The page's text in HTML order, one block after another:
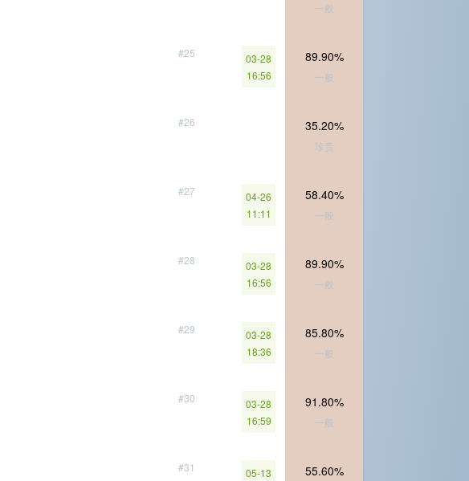
一般
#25
03-28
16:56
89.90%
一般
#26 35.20%
珍贵
#27
04-26
11:11
58.40%
一般
#28
03-28
16:56
89.90%
一般
#29
03-28
18:36
85.80%
一般
#30
03-28
16:59
91.80%
一般
#31
05-13
55.60%